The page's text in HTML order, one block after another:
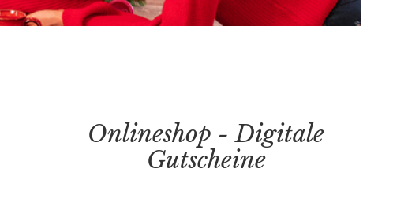
Onlineshop - Digitale
Gutscheine